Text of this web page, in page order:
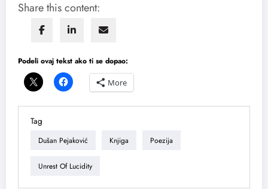
Share this content:
Podeli ovaj tekst ako ti se dopao:
More
Tag
Dušan Pejaković Knjiga Poezija
Unrest Of Lucidity